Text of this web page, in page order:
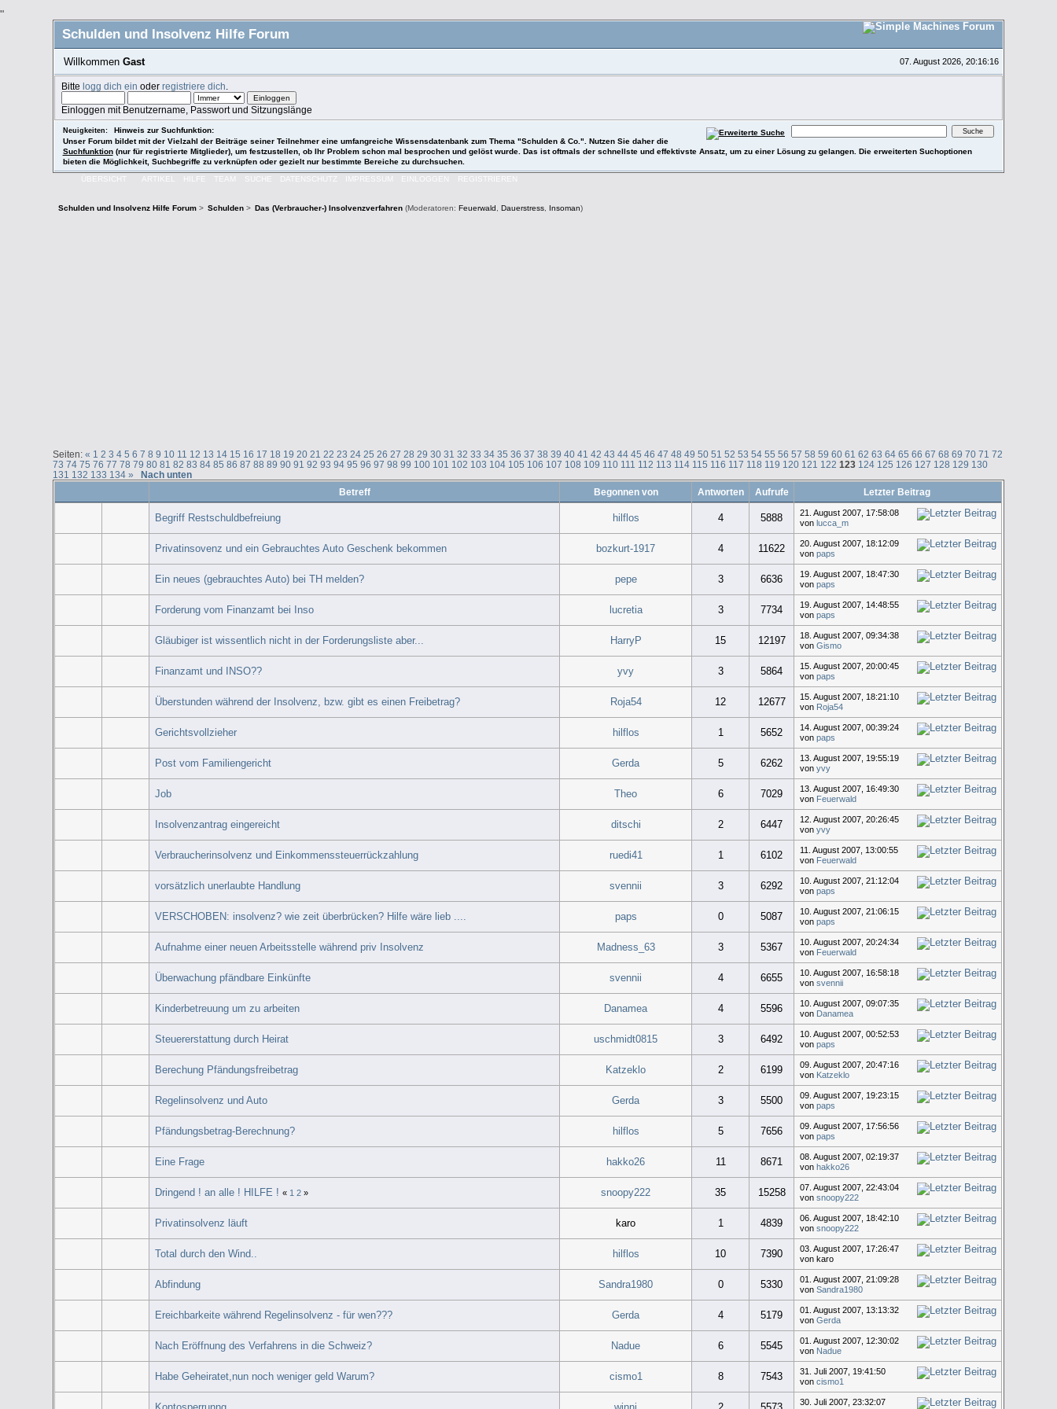
"
Schulden und Insolvenz Hilfe Forum
07. August 2026, 20:16:16
Willkommen Gast
Bittelogg dich ein oderregistriere dich
Einloggen mit Benutzername, Passwort und Sitzungslänge
Neuigkeiten:
Hinweis zur Suchfunktion:
Unser Forum bildet mit der Vielzahl der Beiträge seiner Teilnehmer eine umfangreiche Wissensdatenbank zum Thema "Schulden & Co.". Nutzen Sie daher die
Suchfunktion(nur für registrierte Mitglieder), um festzustellen, ob Ihr Problem schon mal besprochen und gelöst wurde. Das ist oftmals der schnellste und effektivste Ansatz, um zu einer Lösung zu gelangen. Die erweiterten Suchoptionen
bieten die Möglichkeit, Suchbegriffe zu verknüpfen oder gezielt nur bestimmte Bereiche zu durchsuchen.
ÜBERSICHT ARTIKEL HILFE TEAM SUCHE DATENSCHUTZ IMPRESSUM EINLOGGEN REGISTRIEREN
Schulden und Insolvenz Hilfe Forum> Schulden> Das (Verbraucher-) Insolvenzverfahren(Moderatoren: Feuerwald , Dauerstress, Insoman)
Seiten:« 1 2 3 4 5 6 7 8 9 10 11 12 13 14 15 16 17 18 19 20 21 22 23 24 25 26 27 28 29 30 31 32 33 34 35 36 37 38 39 40 41 42 43 44 45 46 47 48 49 50 51 52 53 54 55 56 57 58 59 60 61 62 63 64 65 66 67 68 69 70 71 72
73 74 75 76 77 78 79 80 81 82 83 84 85 86 87 88 89 90 91 92 93 94 95 96 97 98 99 100 101 102 103 104 105 106 107 108 109 110 111 112 113 114 115 116 117 118 119 120 121 122 123 124 125 126 127 128 129 130
131 132 133 134 »
Nach unten
Betreff
Begonnen von Antworten Aufrufe Letzter Beitrag
Begriff Restschuldbefreiung hilflos 4 5888
21. August 2007, 17:58:08
von lucca_m
Privatinsovenz und ein Gebrauchtes Auto Geschenk bekommen bozkurt-1917 4 11622
20. August 2007, 18:12:09
von paps
Ein neues (gebrauchtes Auto) bei TH melden? pepe 3 6636
19. August 2007, 18:47:30
von paps
Forderung vom Finanzamt bei Inso lucretia 3 7734
19. August 2007, 14:48:55
von paps
Gläubiger ist wissentlich nicht in der Forderungsliste aber... HarryP 15 12197
18. August 2007, 09:34:38
von Gismo
Finanzamt und INSO?? yvy 3 5864
15. August 2007, 20:00:45
von paps
Überstunden während der Insolvenz, bzw. gibt es einen Freibetrag? Roja54 12 12677
15. August 2007, 18:21:10
von Roja54
Gerichtsvollzieher hilflos 1 5652
14. August 2007, 00:39:24
von paps
Post vom Familiengericht Gerda 5 6262
13. August 2007, 19:55:19
von yvy
Job Theo 6 7029
13. August 2007, 16:49:30
von Feuerwald
Insolvenzantrag eingereicht ditschi 2 6447
12. August 2007, 20:26:45
von yvy
Verbraucherinsolvenz und Einkommenssteuerrückzahlung ruedi41 1 6102
11. August 2007, 13:00:55
von Feuerwald
vorsätzlich unerlaubte Handlung svennii 3 6292
10. August 2007, 21:12:04
von paps
VERSCHOBEN: insolvenz? wie zeit überbrücken? Hilfe wäre lieb .... paps 0 5087
10. August 2007, 21:06:15
von paps
Aufnahme einer neuen Arbeitsstelle während priv Insolvenz Madness_63 3 5367
10. August 2007, 20:24:34
von Feuerwald
Überwachung pfändbare Einkünfte svennii 4 6655
10. August 2007, 16:58:18
von svennii
Kinderbetreuung um zu arbeiten Danamea 4 5596
10. August 2007, 09:07:35
von Danamea
Steuererstattung durch Heirat uschmidt0815 3 6492
10. August 2007, 00:52:53
von paps
Berechung Pfändungsfreibetrag Katzeklo 2 6199
09. August 2007, 20:47:16
von Katzeklo
Regelinsolvenz und Auto Gerda 3 5500
09. August 2007, 19:23:15
von paps
Pfändungsbetrag-Berechnung? hilflos 5 7656
09. August 2007, 17:56:56
von paps
Eine Frage hakko26 11 8671
08. August 2007, 02:19:37
von hakko26
Dringend ! an alle ! HILFE ! « 1 2» snoopy222 35 15258
07. August 2007, 22:43:04
von snoopy222
Privatinsolvenz läuft karo 1 4839
06. August 2007, 18:42:10
von snoopy222
Total durch den Wind.. hilflos 10 7390
03. August 2007, 17:26:47
von karo
Abfindung Sandra1980 0 5330
01. August 2007, 21:09:28
von Sandra1980
Ereichbarkeite während Regelinsolvenz - für wen??? Gerda 4 5179
01. August 2007, 13:13:32
von Gerda
Nach Eröffnung des Verfahrens in die Schweiz? Nadue 6 5545
01. August 2007, 12:30:02
von Nadue
Habe Geheiratet,nun noch weniger geld Warum? cismo1 8 7543
31. Juli 2007, 19:41:50
von cismo1
30. Juli 2007, 23:32:07